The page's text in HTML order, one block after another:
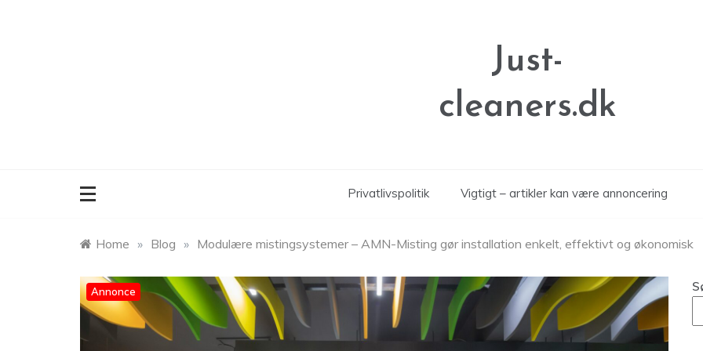
Just-
cleaners.dk
Privatlivspolitik Vigtigt – artikler kan være annoncering
Home » Blog » Modulære mistingsystemer – AMN-Misting gør installation enkelt, effektivt og økonomisk
Annonce